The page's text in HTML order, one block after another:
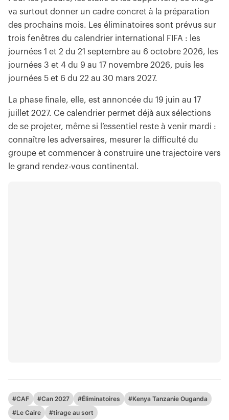
va surtout donner un cadre concret à la préparation
des prochains mois. Les éliminatoires sont prévus sur
trois fenêtres du calendrier international FIFA : les
journées 1 et 2 du 21 septembre au 6 octobre 2026, les
journées 3 et 4 du 9 au 17 novembre 2026, puis les
journées 5 et 6 du 22 au 30 mars 2027.
La phase finale, elle, est annoncée du 19 juin au 17
juillet 2027. Ce calendrier permet déjà aux sélections
de se projeter, même si l’essentiel reste à venir mardi :
connaître les adversaires, mesurer la difficulté du
groupe et commencer à construire une trajectoire vers
le grand rendez-vous continental.
#CAF #Can 2027 #Éliminatoires
#Kenya Tanzanie Ouganda
#Le Caire
#tirage au sort